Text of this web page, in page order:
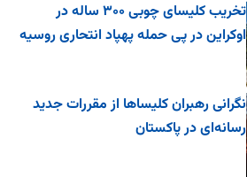
تخریب کلیسای چوبی ۳۰۰ ساله در
اوکراین در پی حمله پهپاد انتحاری روسیه
نگرانی رهبران کلیساها از مقررات جدید
رسانه‌ای در پاکستان